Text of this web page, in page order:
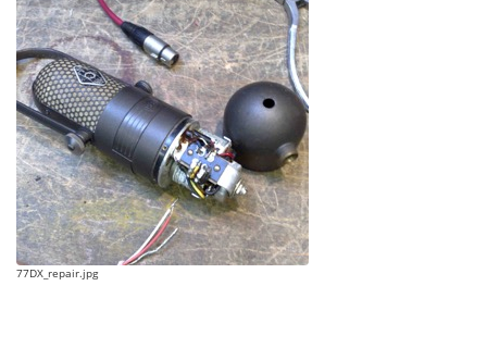
77DX_repair.jpg